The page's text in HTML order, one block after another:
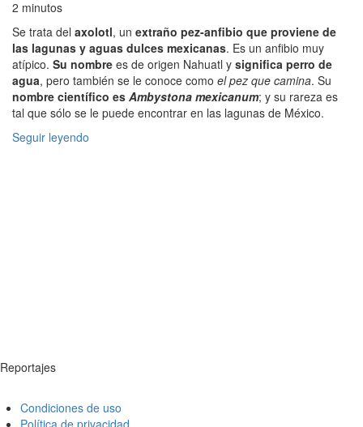
2 minutos
Se trata del axolotl, un extraño pez-anfibio que proviene de
las lagunas y aguas dulces mexicanas. Es un anfibio muy
atípico. Su nombre es de origen Nahuatl y significa perro de
agua, pero también se le conoce como el pez que camina. Su
nombre científico es Ambystona mexicanum; y su rareza es
tal que sólo se le puede encontrar en las lagunas de México.
Seguir leyendo
Reportajes
Condiciones de uso
Política de privacidad